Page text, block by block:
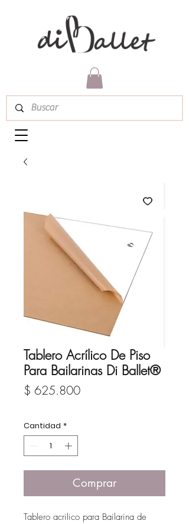
Tablero Acrílico De Piso
Para Bailarinas Di Ballet®
$ 625.800Precio
Cantidad *
Comprar
Tablero acrilico para Bailarina de